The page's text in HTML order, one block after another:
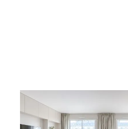
PARIS 75016
76,42 m2, 3 pièces
Ref : 10178